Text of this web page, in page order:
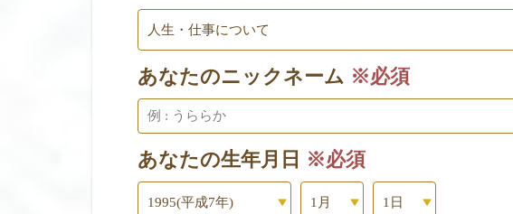
あなたのニックネーム ※必須
あなたの生年月日 ※必須